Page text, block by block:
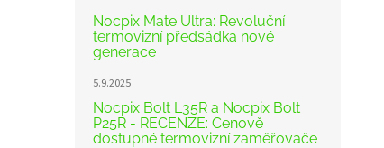
Nocpix Mate Ultra: Revoluční
termovizní předsádka nové
generace
5.9.2025
Nocpix Bolt L35R a Nocpix Bolt
P25R - RECENZE: Cenově
dostupné termovizní zaměřovače